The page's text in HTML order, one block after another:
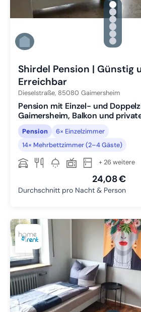
Zu
Zu
Zu Slide
Zu Slide
Zu Slide
Zu Slide
Shirdel Pension | Günstig
Erreichbar
Dieselstraße, 85080 Gaimersheim
Pension mit Einzel- und
Gaimersheim, Balkon und
Pension
6× Einzelzimmer
14× Mehrbettzimmer (2–4 Gäste)
+ 26 weitere
24,08 €
Durchschnitt pro Nacht & Person